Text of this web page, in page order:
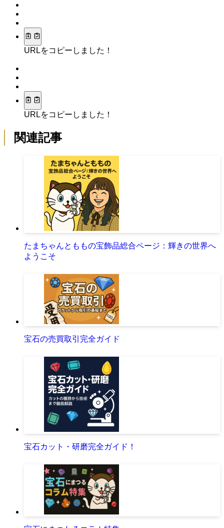
URLをコピーしました！
URLをコピーしました！
関連記事
たまちゃんとももの宝飾品総合ページ：輝きの世界へ
ようこそ
宝石の売買取引完全ガイド
宝石カット・研磨完全ガイド！